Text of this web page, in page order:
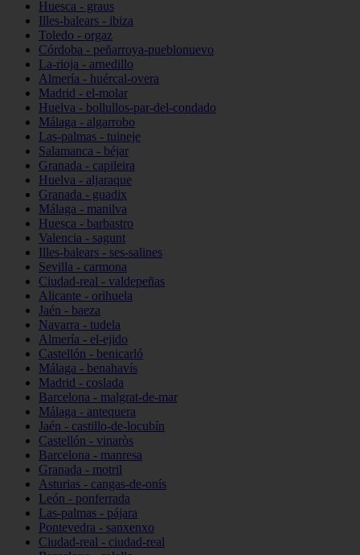
Huesca - graus
Illes-balears - ibiza
Toledo - orgaz
Córdoba - peñarroya-pueblonuevo
La-rioja - arnedillo
Almería - huércal-overa
Madrid - el-molar
Huelva - bollullos-par-del-condado
Málaga - algarrobo
Las-palmas - tuineje
Salamanca - béjar
Granada - capileira
Huelva - aljaraque
Granada - guadix
Málaga - manilva
Huesca - barbastro
Valencia - sagunt
Illes-balears - ses-salines
Sevilla - carmona
Ciudad-real - valdepeñas
Alicante - orihuela
Jaén - baeza
Navarra - tudela
Almería - el-ejido
Castellón - benicarló
Málaga - benahavís
Madrid - coslada
Barcelona - malgrat-de-mar
Málaga - antequera
Jaén - castillo-de-locubín
Castellón - vinaròs
Barcelona - manresa
Granada - motril
Asturias - cangas-de-onís
León - ponferrada
Las-palmas - pájara
Pontevedra - sanxenxo
Ciudad-real - ciudad-real